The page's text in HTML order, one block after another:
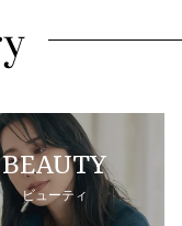
BEAUTY
ビューティ